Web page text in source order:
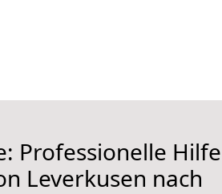
Professionelle Hilfe
Leverkusen nach